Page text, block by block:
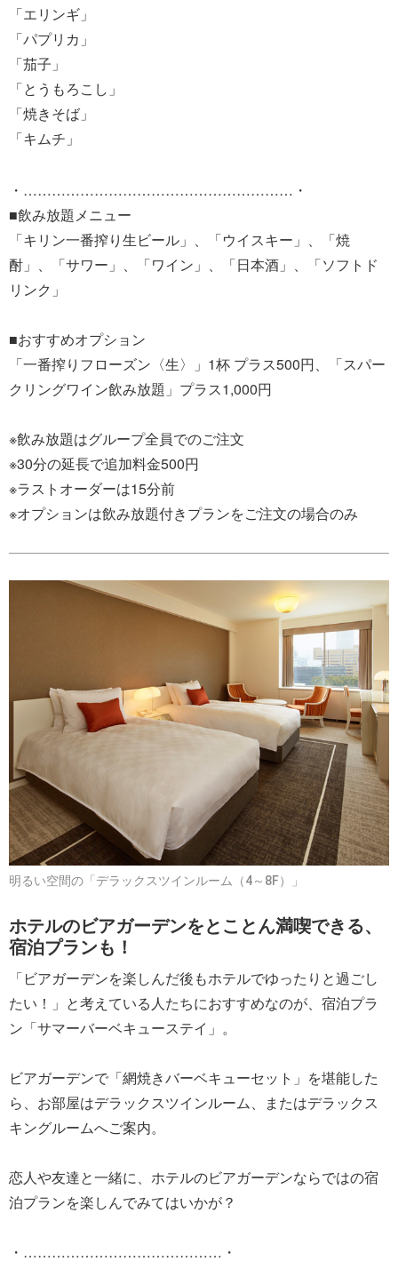
「エリンギ」
「パプリカ」
「茄子」
「とうもろこし」
「焼きそば」
「キムチ」
・…………………………………………………・
■飲み放題メニュー
「キリン一番搾り生ビール」、「ウイスキー」、「焼
酎」、「サワー」、「ワイン」、「日本酒」、「ソフトド
リンク」
■おすすめオプション
「一番搾りフローズン〈生〉」1杯 プラス500円、「スパー
クリングワイン飲み放題」プラス1,000円
※飲み放題はグループ全員でのご注文
※30分の延長で追加料金500円
※ラストオーダーは15分前
※オプションは飲み放題付きプランをご注文の場合のみ
明るい空間の「デラックスツインルーム（4～8F）」
ホテルのビアガーデンをとことん満喫できる、
宿泊プランも！
「ビアガーデンを楽しんだ後もホテルでゆったりと過ごし
たい！」と考えている人たちにおすすめなのが、宿泊プラ
ン「サマーバーベキューステイ」。
ビアガーデンで「網焼きバーベキューセット」を堪能した
ら、お部屋はデラックスツインルーム、またはデラックス
キングルームへご案内。
恋人や友達と一緒に、ホテルのビアガーデンならではの宿
泊プランを楽しんでみてはいかが？
・……………………………………・